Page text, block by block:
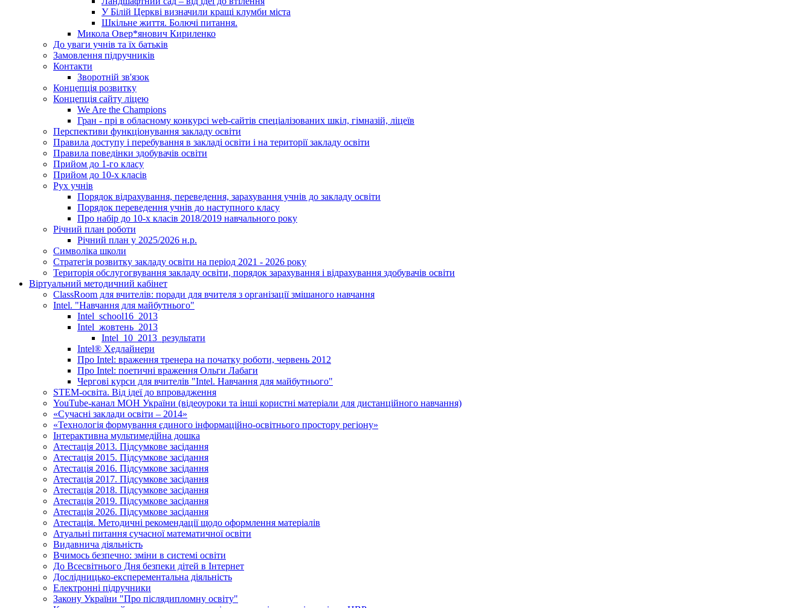
У Білій Церкві визначили кращі клумби міста
Шкільне життя. Болючі питання.
Микола Овер*янович Кириленко
До уваги учнів та їх батьків
Замовлення підручників
Контакти
Зворотній зв'язок
Концепція розвитку
Концепція сайту ліцею
We Are the Champions
Гран - прі в обласному конкурсі web-сайтів спеціалізованих шкіл, гімназій, ліцеїв
Перспективи функціонування закладу освіти
Правила доступу і перебування в закладі освіти і на території закладу освіти
Правила поведінки здобувачів освіти
Прийом до 1-го класу
Прийом до 10-х класів
Рух учнів
Порядок відрахування, переведення, зарахування учнів до закладу освіти
Порядок переведення учнів до наступного класу
Про набір до 10-х класів 2018/2019 навчального року
Річний план роботи
Річний план у 2025/2026 н.р.
Символіка школи
Стратегія розвитку закладу освіти на період 2021 - 2026 року
Територія обслугогвування закладу освіти, порядок зарахування і відрахування здобувачів освіти
Віртуальний методичний кабінет
ClassRoom для вчителів: поради для вчителя з організації змішаного навчання
Intel. "Навчання для майбутнього"
Intel_school16_2013
Intel_жовтень_2013
Intel_10_2013_результати
Іntel® Хедлайнери
Про Intel: враження тренера на початку роботи, червень 2012
Про Intel: поетичні враження Ольги Лабаги
Чергові курси для вчителів "Intel. Навчання для майбутнього"
STEM-освіта. Від ідеї до впровадження
YouTube-канал МОН України (відеоуроки та інші користні матеріали для дистанційного навчання)
«Сучасні заклади освіти – 2014»
«Технологія формування єдиного інформаційно-освітнього простору регіону»
Інтерактивна мультимедійна дошка
Атестація 2013. Підсумкове засідання
Атестація 2015. Підсумкове засідання
Атестація 2016. Підсумкове засідання
Атестація 2017. Підсумкове засідання
Атестація 2018. Підсумкове засідання
Атестація 2019. Підсумкове засідання
Атестація 2026. Підсумкове засідання
Атестація. Методичні рекомендації щодо оформлення матеріалів
Атуальні питання сучасної математичної освіти
Видавнича діяльність
Вчимось безпечно: зміни в системі освіти
До Всесвітнього Дня безпеки дітей в Інтернет
Дослідницько-експерементальна діяльність
Електронні підручники
Закону України "Про післядипломну освіту"